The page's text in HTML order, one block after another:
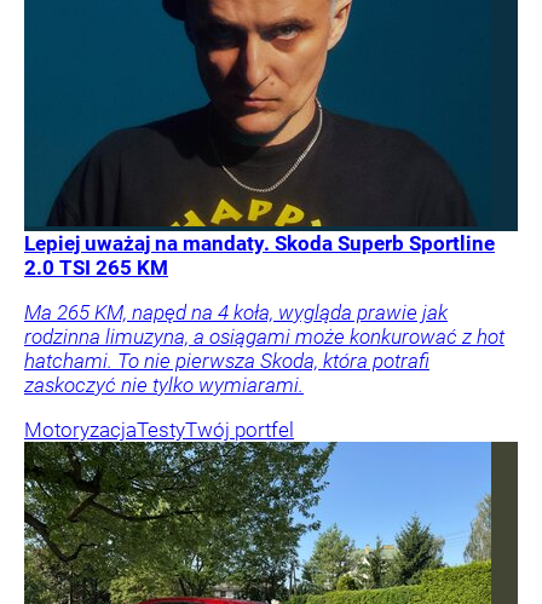
Lepiej uważaj na mandaty. Skoda Superb Sportline
2.0 TSI 265 KM
Ma 265 KM, napęd na 4 koła, wygląda prawie jak
rodzinna limuzyna, a osiągami może konkurować z hot
hatchami. To nie pierwsza Skoda, która potrafi
zaskoczyć nie tylko wymiarami.
MotoryzacjaTestyTwój portfel